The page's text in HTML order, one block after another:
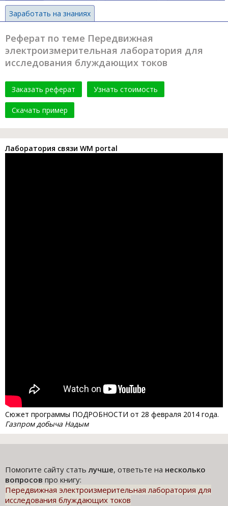
Заработать на знаниях
Реферат по теме Передвижная
электроизмерительная лаборатория для
исследования блуждающих токов
Заказать реферат Узнать стоимость
Скачать пример
Лаборатория связи WM portal
Сюжет программы ПОДРОБНОСТИ от 28 февраля 2014 года.
Газпром добыча Надым
Помогите сайту статьлучше, ответьте на несколько
вопросов про книгу:
Передвижная электроизмерительная лаборатория для
исследования блуждающих токов